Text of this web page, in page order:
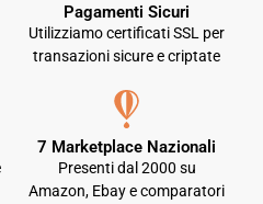
Pagamenti Sicuri
Utilizziamo certificati SSL per
transazioni sicure e criptate
7 Marketplace Nazionali
Presenti dal 2000 su
Amazon, Ebay e comparatori